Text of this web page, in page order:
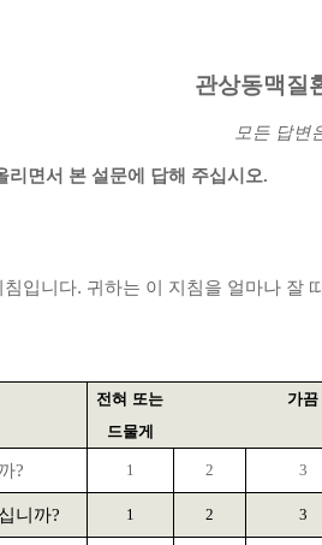
관상동맥질
모든 답변
리면서 본 설문에 답해 주십시오.
침입니다. 귀하는 이 지침을 얼마나 잘
전혀 또는
드물게
가끔
? 1 2 3
니까? 1 2 3